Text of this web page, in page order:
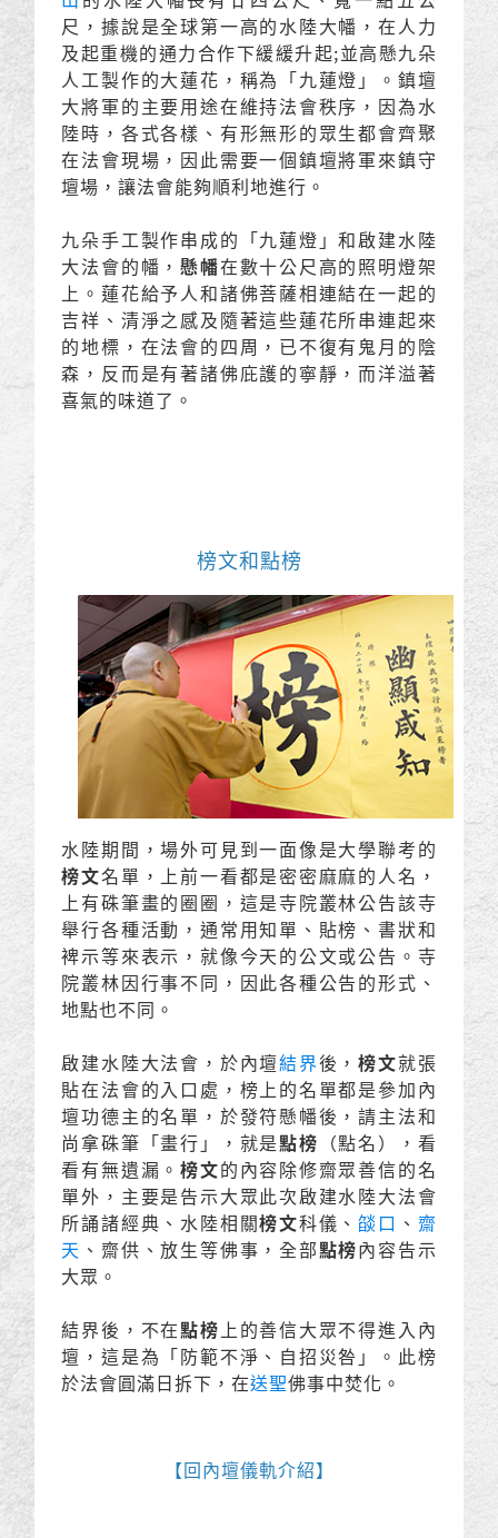
尺，據說是全球第一高的水陸大幡，在人力
及起重機的通力合作下緩緩升起;並高懸九朵
人工製作的大蓮花，稱為「九蓮燈」。鎮壇
大將軍的主要用途在維持法會秩序，因為水
陸時，各式各樣、有形無形的眾生都會齊聚
在法會現場，因此需要一個鎮壇將軍來鎮守
壇場，讓法會能夠順利地進行。
九朵手工製作串成的「九蓮燈」和啟建水陸
大法會的幡，懸幡在數十公尺高的照明燈架
上。蓮花給予人和諸佛菩薩相連結在一起的
吉祥、清淨之感及隨著這些蓮花所串連起來
的地標，在法會的四周，已不復有鬼月的陰
森，反而是有著諸佛庇護的寧靜，而洋溢著
喜氣的味道了。
榜文和點榜
水陸期間，場外可見到一面像是大學聯考的
榜文名單，上前一看都是密密麻麻的人名，
上有硃筆畫的圈圈，這是寺院叢林公告該寺
舉行各種活動，通常用知單、貼榜、書狀和
裨示等來表示，就像今天的公文或公告。寺
院叢林因行事不同，因此各種公告的形式、
地點也不同。
啟建水陸大法會，於內壇結界後，榜文就張
貼在法會的入口處，榜上的名單都是參加內
壇功德主的名單，於發符懸幡後，請主法和
尚拿硃筆「畫行」，就是點榜 （點名），看
看有無遺漏。榜文的內容除修齋眾善信的名
單外，主要是告示大眾此次啟建水陸大法會
所誦諸經典、水陸相關榜文科儀、燄口 、 齋
天 、齋供、放生等佛事，全部點榜內容告示
大眾。
結界後，不在點榜上的善信大眾不得進入內
壇，這是為「防範不淨、自招災咎」。此榜
於法會圓滿日拆下，在送聖佛事中焚化。
【回內壇儀軌介紹】